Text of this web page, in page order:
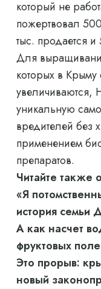
который не
пожертвовал
тыс. продается
Для
которых в
уникальную
вредителей без
применением
препаратов.
Читайте также
«Я
история семьи
А как насчет
фруктовых
Это прорыв:
новый